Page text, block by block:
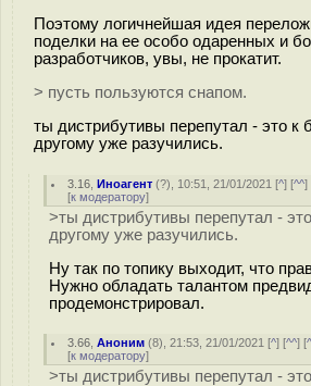
Поэтому логичнейшая идея
поделки на ее особо одаренных и
разработчиков, увы, не прокатит.
> пусть пользуются снапом.
ты дистрибутивы перепутал - это к
другому уже разучились.
3.16 ,Иноагент (?), 10:51, 21/01/2021 [^] [^^]
[к модератору]
>ты дистрибутивы перепутал -
другому уже разучились.
Ну так по топику выходит, что
Нужно обладать талантом
продемонстрировал.
3.66 ,Аноним (8), 21:53, 21/01/2021 [^] [^^] [
[к модератору]
>ты дистрибутивы перепутал -